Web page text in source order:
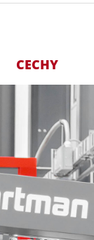
CECHY